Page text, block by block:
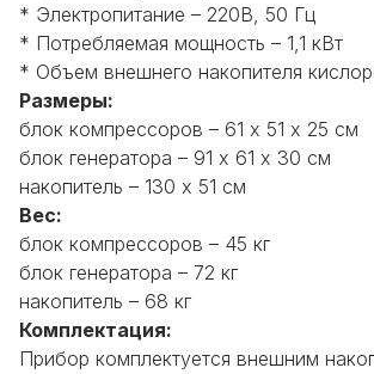
* Электропитание – 220В, 50 Гц
* Потребляемая мощность – 1,1 кВт
* Объем внешнего накопителя
Размеры:
блок компрессоров – 61 х 51 х 25 см
блок генератора – 91 х 61 х 30 см
накопитель – 130 х 51 см
Вес:
блок компрессоров – 45 кг
блок генератора – 72 кг
накопитель – 68 кг
Комплектация:
Прибор комплектуется внешним